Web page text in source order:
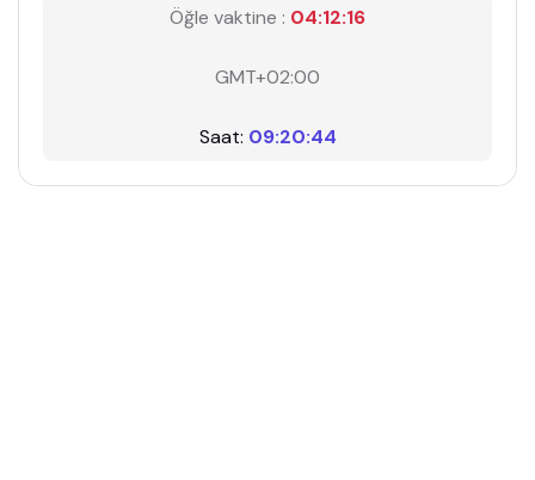
Öğle vaktine : 04:12:15
GMT+02:00
Saat: 09:20:45